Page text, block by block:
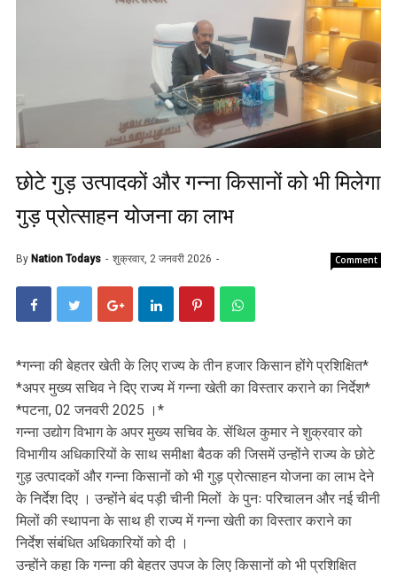
छोटे गुड़ उत्‍पादकों और गन्‍ना किसानों को भी मिलेगा
गुड़ प्रोत्‍साहन योजना का लाभ
By Nation Todays शुक्रवार, 2 जनवरी 2026 Comment
*गन्‍ना की बेहतर खेती के लिए राज्‍य के तीन हजार किसान होंगे प्रशिक्षित*
*अपर मुख्य सचिव ने दिए राज्‍य में गन्‍ना खेती का विस्‍तार कराने का न‍िर्देश*
*पटना, 02 जनवरी 2025 ।*
गन्‍ना उद्योग विभाग के अपर मुख्य सचिव के. सेंथिल कुमार ने शुक्रवार को
विभागीय अधिकारियों के साथ समीक्षा बैठक की जिसमें उन्‍होंने राज्‍य के छोटे
गुड़ उत्‍पादकों और गन्‍ना किसानों को भी गुड़ प्रोत्‍साहन योजना का लाभ देने
के निर्देश दिए । उन्‍होंने बंद पड़ी चीनी मिलों के पुनः परिचालन और नई चीनी
मिलों की स्‍थापना के साथ ही राज्‍य में गन्‍ना खेती का विस्‍तार कराने का
निर्देश संबंधित अधिकारियों को दी ।
उन्‍होंने कहा कि गन्‍ना की बेहतर उपज के लिए किसानों को भी प्रशिक्षित